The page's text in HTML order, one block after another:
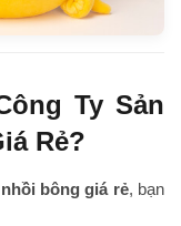
Ty Sản
Rẻ?
bông giá rẻ, bạn